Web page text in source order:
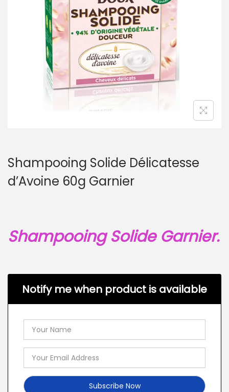
Shampooing Solide Délicatesse
d’Avoine 60g Garnier
Shampooing Solide Garnier.
Notify me when product is available